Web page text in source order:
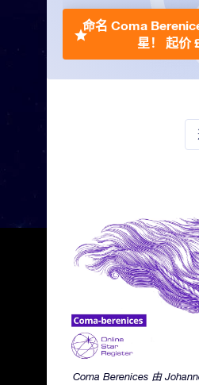
Coma Berenices 由
命名 Coma
星！ 起价